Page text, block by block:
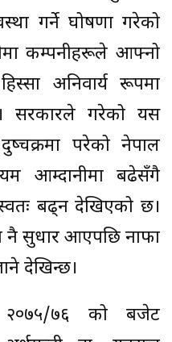
गर्ने घोषणा गरेको
कम्पनीहरूले आफ्नो
अनिवार्य रूपमा
सरकारले गरेको यस
परेको नेपाल
आम्दानीमा बढेसँगै
बढ्न देखिएको छ।
नै सुधार आएपछि नाफा
देखिन्छ।
७६ को बजेट